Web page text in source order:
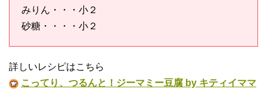
みりん・・・小２
砂糖・・・・小２
詳しいレシピはこちら
こってり、つるんと！ジーマミー豆腐 by キティイママ